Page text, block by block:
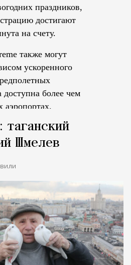
праздников,
достигают
на счету.
также могут
ускоренного
доступна более чем
аэропортах.
таганский
Шмелев